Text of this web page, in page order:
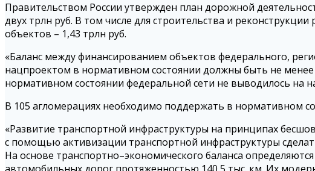
Правительством России утвержден план дорожной
двух трлн руб. В том числе для строительства и
объектов – 1,43 трлн руб.
«Баланс между финансированием объектов федерального,
нацпроектом в нормативном состоянии должны быть не менее
нормативном состоянии федеральной сети не выводилось на
В 105 агломерациях необходимо поддержать в нормативном
«Развитие транспортной инфраструктуры на принципах
с помощью активизации транспортной инфраструктуры
На основе транспортно–экономического баланса